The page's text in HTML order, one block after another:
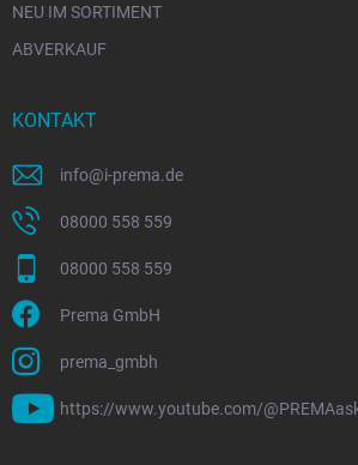
NEU IM SORTIMENT
ABVERKAUF
KONTAKT
info@i-prema.de
08000 558 559
08000 558 559
Prema GmbH
prema_gmbh
https://www.youtube.com/